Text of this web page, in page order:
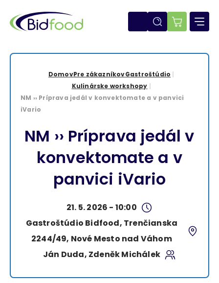
hlavný
obsah
E-
Omrvinka
DomovPre zákazníkovGastroštúdio
Kulinárske workshopy
NM ›› Príprava jedál v konvektomate a v panvici
iVario
NM ›› Príprava jedál v
konvektomate a v
panvici iVario
21. 5. 2026 - 10:00
Gastroštúdio Bidfood, Trenčianska
2244/49, Nové Mesto nad Váhom
Ján Duda, Zdeněk Michálek